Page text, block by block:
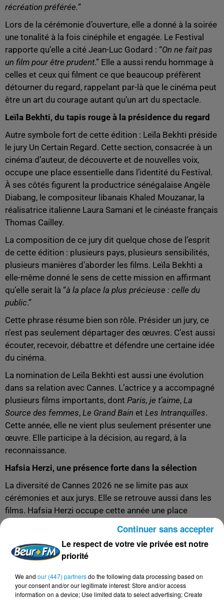
récréation préférée.”
Lors de la cérémonie d’ouverture, elle a donné à la soirée
une tonalité à la fois cinéphile et engagée. Le Festival
rapporte qu’elle a cité Jean-Luc Godard : “On ne fait pas
un film pour être prudent.” Elle a aussi rendu hommage à
celles et ceux qui filment ce que beaucoup préfèrent
détourner du regard, rappelant par-là que le cinéma peut
être un art du courage autant qu’un art du spectacle.
Leïla Bekhti, du tapis rouge à la présidence du regard
Autre symbole fort de cette édition : Leïla Bekhti préside
le jury Un Certain Regard. Cette section, consacrée à un
cinéma d’auteur, de découverte et de nouvelles voix,
occupe une place essentielle dans l’identité du Festival.
À ses côtés figurent la productrice sénégalaise Angèle
Diabang, le compositeur libanais Khaled Mouzanar, la
réalisatrice italienne Laura Samani et le cinéaste français
Thomas Cailley.
La composition de ce jury dit quelque chose de l’esprit
de cette édition : plusieurs pays, plusieurs sensibilités,
plusieurs manières d’aborder les films. Leïla Bekhti a
elle-même donné le sens de cette mission en affirmant
qu’elle serait là “à la place la plus précieuse : celle du
public.”
Cette phrase résume bien son rôle. Présider un jury, ce
n’est pas seulement départager des œuvres. C’est aussi
écouter, recevoir, débattre et défendre une certaine idée
du cinéma.
La nomination de Leïla Bekhti est aussi une évolution
dans sa relation avec Cannes. L’actrice y a accompagné
plusieurs films importants, dont Paris, je t’aime, La
Source des femmes, Le Grand Bain et Les Intranquilles.
Cette année, elle ne vient plus seulement présenter une
œuvre. Elle participe à la décision, au regard, à la
reconnaissance.
Hafsia Herzi, une présence forte dans la sélection
La diversité de Cannes 2026 ne se limite pas aux
cérémonies et aux jurys. Elle se retrouve aussi dans les
films. Hafsia Herzi occupe cette année une place
particulière, puisqu’elle apparaît dans deux œuvres de la
Histoires de la nuit, en compétition,
etQuelques mots d’amour, présenté à Un Certain Regard.
l’actrice et réalisatrice dans le cinéma français
contemporain. Révélée par La Graine et le Mulet,
Le respect de votre vie privée est notre
priorité
We and our (447) partnersdo the following data processing based on
your consent and/or our legitimate interest: Store and/or access
information on a device; Use limited data to select advertising; Create
Continuer sans accepter